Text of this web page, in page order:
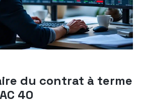
du contrat à terme
40